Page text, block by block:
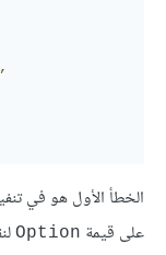
الخطأ الأول هو في
على قيمة Option